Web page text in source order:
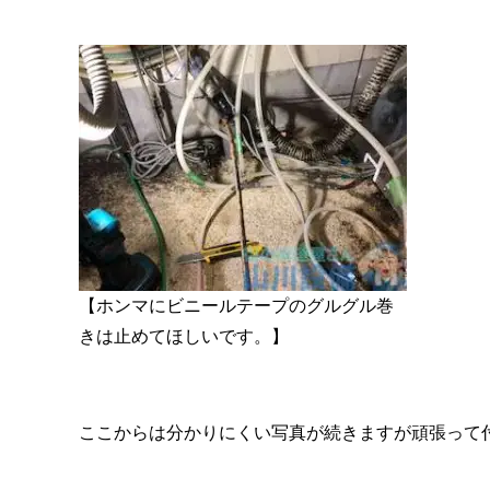
【ホンマにビニールテープのグルグル巻
きは止めてほしいです。】
ここからは分かりにくい写真が続きますが頑張って